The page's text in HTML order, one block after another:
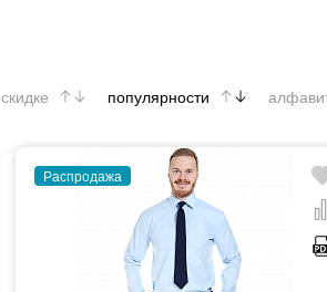
скидке популярности
Распродажа